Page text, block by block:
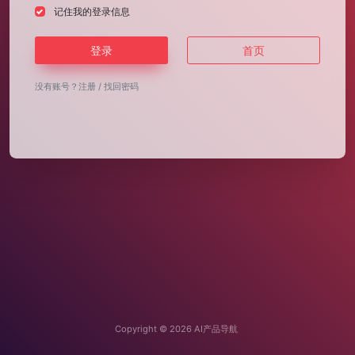
记住我的登录信息
登录 首页
没有账号？ 注册 / 找回密码
Copyright © 2026 AI产品导航